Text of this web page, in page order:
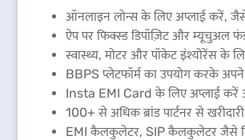
ऑनलाइन लोन्स के लिए अप्लाई करें,
ऐप पर फिक्स्ड डिपॉज़िट और म्यूचुअल
स्वास्थ्य, मोटर और पॉकेट इंश्योरेंस के
BBPS प्लेटफॉर्म का उपयोग करके
Insta EMI Card के लिए अप्लाई करें और
100+ से अधिक ब्रांड पार्टनर से
EMI कैलकुलेटर, SIP कैलकुलेटर जैसे